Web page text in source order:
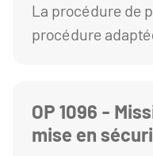
Cézeaux :
diagnostics
La procédure de
procédure
OP 1096 -
mise en